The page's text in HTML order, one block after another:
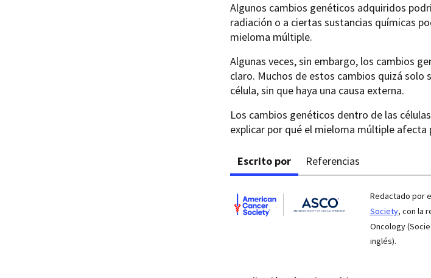
Algunos cambios genéticos adquiridos
radiación o a ciertas sustancias químicas
mieloma múltiple.
Algunas veces, sin embargo, los cambios
claro. Muchos de estos cambios quizá solo
célula, sin que haya una causa externa.
Los cambios genéticos dentro de las
explicar por qué el mieloma múltiple
Escrito por Referencias
Redactado por
Society, con la
Oncology
inglés).